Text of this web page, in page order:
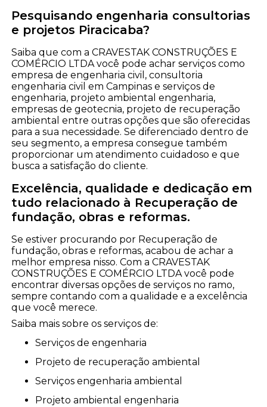
Pesquisando engenharia consultorias
e projetos Piracicaba?
Saiba que com a CRAVESTAK CONSTRUÇÕES E
COMÉRCIO LTDA você pode achar serviços como
empresa de engenharia civil, consultoria
engenharia civil em Campinas e serviços de
engenharia, projeto ambiental engenharia,
empresas de geotecnia, projeto de recuperação
ambiental entre outras opções que são oferecidas
para a sua necessidade. Se diferenciado dentro de
seu segmento, a empresa consegue também
proporcionar um atendimento cuidadoso e que
busca a satisfação do cliente.
Excelência, qualidade e dedicação em
tudo relacionado à Recuperação de
fundação, obras e reformas.
Se estiver procurando por Recuperação de
fundação, obras e reformas, acabou de achar a
melhor empresa nisso. Com a CRAVESTAK
CONSTRUÇÕES E COMÉRCIO LTDA você pode
encontrar diversas opções de serviços no ramo,
sempre contando com a qualidade e a excelência
que você merece.
Saiba mais sobre os serviços de:
serviços de engenharia
projeto de recuperação ambiental
serviços engenharia ambiental
projeto ambiental engenharia